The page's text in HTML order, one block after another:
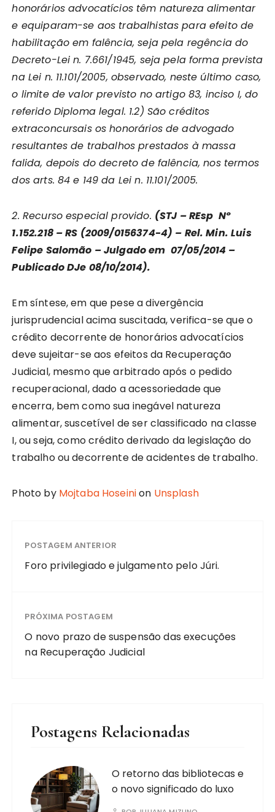
honorários advocatícios têm natureza alimentar
e equiparam-se aos trabalhistas para efeito de
habilitação em falência, seja pela regência do
Decreto-Lei n. 7.661/1945, seja pela forma prevista
na Lei n. 11.101/2005, observado, neste último caso,
o limite de valor previsto no artigo 83, inciso I, do
referido Diploma legal. 1.2) São créditos
extraconcursais os honorários de advogado
resultantes de trabalhos prestados à massa
falida, depois do decreto de falência, nos termos
dos arts. 84 e 149 da Lei n. 11.101/2005.
2. Recurso especial provido. (STJ – REsp Nº
1.152.218 – RS (2009/0156374-4) – Rel. Min. Luis
Felipe Salomão – Julgado em 07/05/2014 –
Publicado DJe 08/10/2014).
Em síntese, em que pese a divergência
jurisprudencial acima suscitada, verifica-se que o
crédito decorrente de honorários advocatícios
deve sujeitar-se aos efeitos da Recuperação
Judicial, mesmo que arbitrado após o pedido
recuperacional, dado a acessoriedade que
encerra, bem como sua inegável natureza
alimentar, suscetível de ser classificado na classe
I, ou seja, como crédito derivado da legislação do
trabalho ou decorrente de acidentes de trabalho.
Photo by Mojtaba Hoseinion Unsplash
POSTAGEM ANTERIOR
Foro privilegiado e julgamento pelo Júri.
PRÓXIMA POSTAGEM
O novo prazo de suspensão das execuções
na Recuperação Judicial
Postagens Relacionadas
O retorno das bibliotecas e
o novo significado do luxo